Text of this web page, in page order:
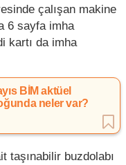
çalışan makine
6 sayfa imha
kartı da imha
BİM aktüel
neler var?
taşınabilir buzdolabı